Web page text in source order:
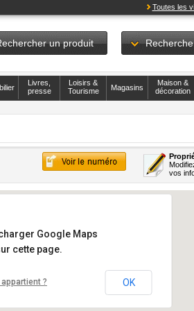
Toutes les
un produit
Livres,
presse
Loisirs &
Tourisme
Magasins
Maison &
décoration
vos
Google Maps
cette page.
? OK